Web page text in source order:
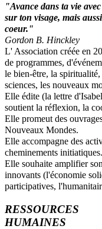
"Avance dans ta vie
sur ton visage, mais
coeur."
Gordon B. Hinckley
L' Association créée en
de programmes,
le bien-être, la
sciences, les nouveaux
Elle édite (la lettre
soutient la réflexion, la
Elle promeut des
Nouveaux Mondes.
Elle accompagne des
cheminements initiatiques.
Elle souhaite amplifier
innovants (l'économie
participatives,
RESSOURCES
HUMAINES